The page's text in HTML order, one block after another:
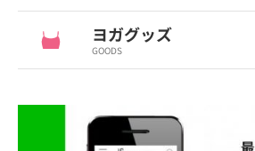
ヨガグッズ
GOODS